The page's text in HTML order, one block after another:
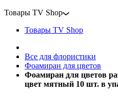
Товары TV Shop
Товары TV Shop
Все для флористики
Фоамиран для цветов
Фоамиран для цветов
цвет мятный 10 шт. в